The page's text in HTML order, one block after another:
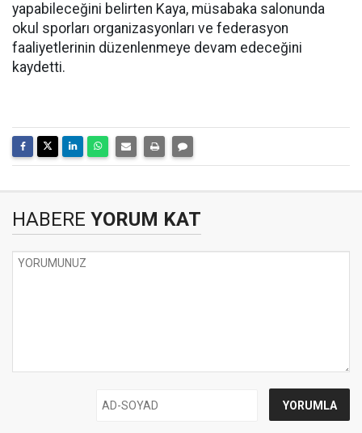
yapabileceğini belirten Kaya, müsabaka salonunda
okul sporları organizasyonları ve federasyon
faaliyetlerinin düzenlenmeye devam edeceğini
kaydetti.
HABERE YORUM KAT